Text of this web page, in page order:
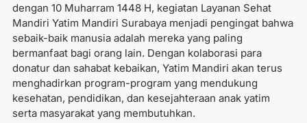
dengan 10 Muharram 1448 H, kegiatan Layanan Sehat
Mandiri Yatim Mandiri Surabaya menjadi pengingat bahwa
sebaik-baik manusia adalah mereka yang paling
bermanfaat bagi orang lain. Dengan kolaborasi para
donatur dan sahabat kebaikan, Yatim Mandiri akan terus
menghadirkan program-program yang mendukung
kesehatan, pendidikan, dan kesejahteraan anak yatim
serta masyarakat yang membutuhkan.